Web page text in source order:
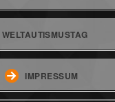
WELTAUTISMUSTAG
IMPRESSUM